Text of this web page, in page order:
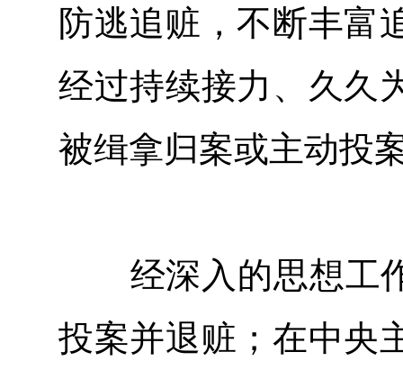
防逃追赃，不断丰富
经过持续接力、久久
被缉拿归案或主动投
经深入的思想工作
投案并退赃；在中央